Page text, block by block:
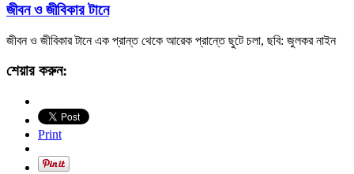
জীবন ও জীবিকার টানে
জীবন ও জীবিকার টানে এক প্রান্ত থেকে আরেক প্রান্তে ছুটে চলা, ছবি: জুলকর নাইন
শেয়ার করুন:
Print